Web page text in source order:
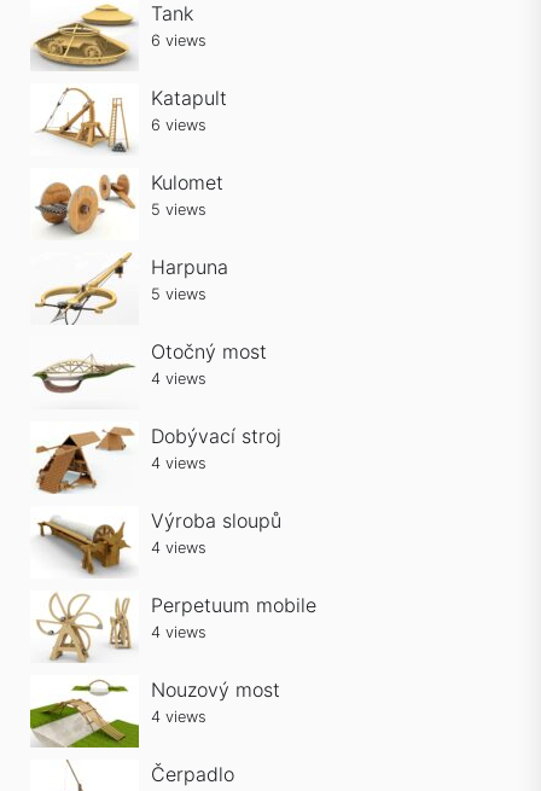
Tank
6 views
Katapult
6 views
Kulomet
5 views
Harpuna
5 views
Otočný most
4 views
Dobývací stroj
4 views
Výroba sloupů
4 views
Perpetuum mobile
4 views
Nouzový most
4 views
Čerpadlo